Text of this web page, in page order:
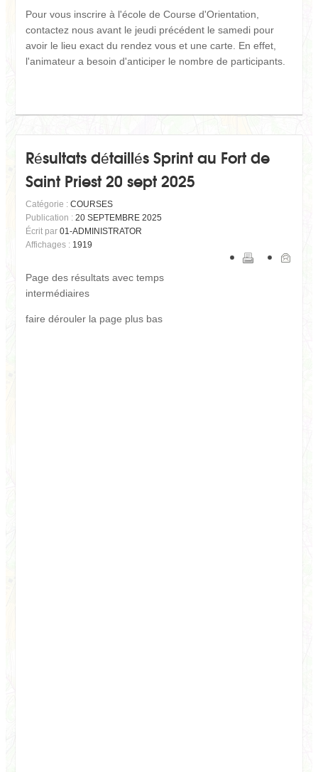
Pour vous inscrire à l'école de Course d'Orientation,
contactez nous avant le jeudi précédent le samedi pour
avoir le lieu exact du rendez vous et une carte. En effet,
l'animateur a besoin d'anticiper le nombre de participants.
Résultats détaillés Sprint au Fort de
Saint Priest 20 sept 2025
Catégorie : COURSES
Publication : 20 SEPTEMBRE 2025
Écrit par 01-ADMINISTRATOR
Affichages : 1919
Page des résultats avec temps
intermédiaires
faire dérouler la page plus bas